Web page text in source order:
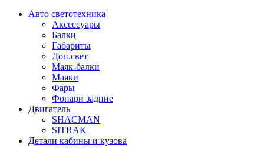
Авто светотехника
Аксессуары
Балки
Габариты
Доп.свет
Маяк-балки
Маяки
Фары
Фонари задние
Двигатель
SHACMAN
SITRAK
Детали кабины и кузова